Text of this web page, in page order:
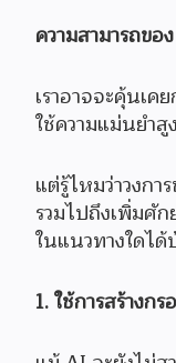
ความสามารถขอ
เราอาจจะคุ้นเ
ใช้ความแม่นยำ
แต่รู้ไหมว่าวงก
รวมไปถึงเพิ่มศั
ในแนวทางใดไ
1. ใช้การสร้าง